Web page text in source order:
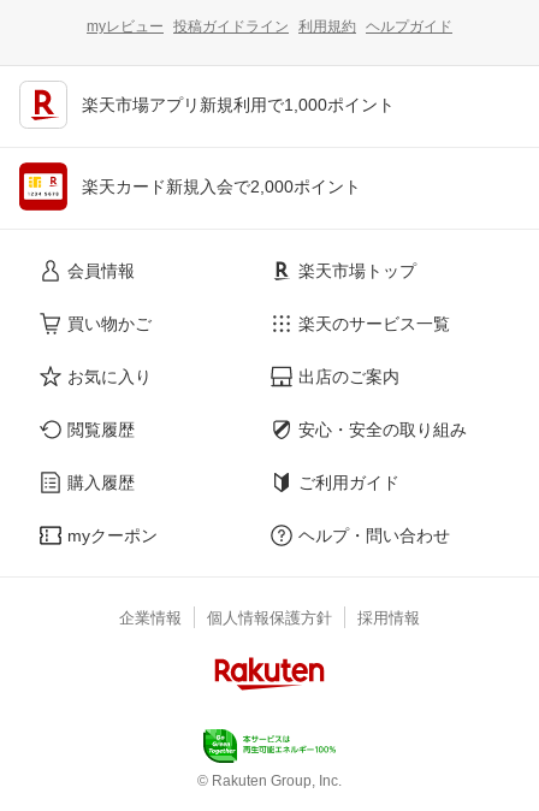
myレビュー 投稿ガイドライン 利用規約 ヘルプガイド
楽天市場アプリ新規利用で1,000ポイント
楽天カード新規入会で2,000ポイント
会員情報
買い物かご
お気に入り
閲覧履歴
購入履歴
myクーポン
楽天市場トップ
楽天のサービス一覧
出店のご案内
安心・安全の取り組み
ご利用ガイド
ヘルプ・問い合わせ
企業情報 個人情報保護方針 採用情報
© Rakuten Group, Inc.